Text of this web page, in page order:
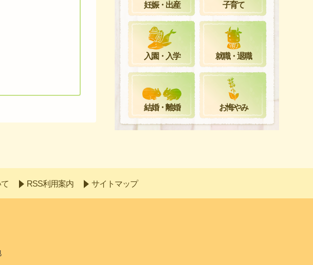
妊娠・出産 子育て
入園・入学 就職・退職
結婚・離婚 お悔やみ
RSS利用案内 サイトマップ